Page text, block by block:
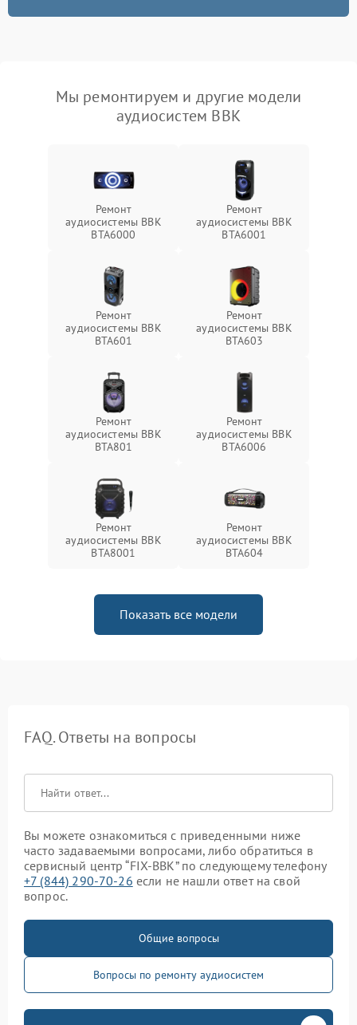
Мы ремонтируем и другие модели
аудиосистем BBK
Ремонт
аудиосистемы BBK
BTA6000
Ремонт
аудиосистемы BBK
BTA6001
Ремонт
аудиосистемы BBK
BTA601
Ремонт
аудиосистемы BBK
BTA603
Ремонт
аудиосистемы BBK
BTA801
Ремонт
аудиосистемы BBK
BTA6006
Ремонт
аудиосистемы BBK
BTA8001
Ремонт
аудиосистемы BBK
BTA604
Показать все модели
FAQ. Ответы на вопросы
Вы можете ознакомиться с приведенными ниже
часто задаваемыми вопросами, либо обратиться в
сервисный центр “FIX-BBK” по следующему телефону
+7 (844) 290-70-26 если не нашли ответ на свой
вопрос.
Общие вопросы
Вопросы по ремонту аудиосистем